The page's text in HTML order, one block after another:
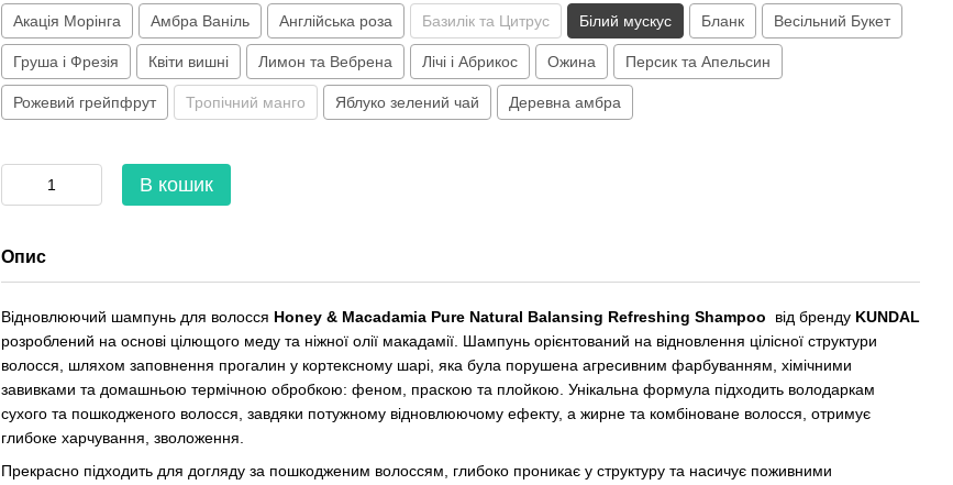
Акація Морінга Амбра Ваніль Англійська роза Базилік та Цитрус Білий мускус Бланк Весільний Букет
Груша і Фрезія Квіти вишні Лимон та Вебрена Лічі і Абрикос Ожина Персик та Апельсин
Рожевий грейпфрут Тропічний манго Яблуко зелений чай Деревна амбра
В кошик
Опис
Відновлюючий шампунь для волосся Honey & Macadamia Pure Natural Balansing Refreshing Shampoo від бренду KUNDAL
розроблений на основі цілющого меду та ніжної олії макадамії. Шампунь орієнтований на відновлення цілісної структури
волосся, шляхом заповнення прогалин у кортексному шарі, яка була порушена агресивним фарбуванням, хімічними
завивками та домашньою термічною обробкою: феном, праскою та плойкою. Унікальна формула підходить володаркам
сухого та пошкодженого волосся, завдяки потужному відновлюючому ефекту, а жирне та комбіноване волосся, отримує
глибоке харчування, зволоження.
Прекрасно підходить для догляду за пошкодженим волоссям, глибоко проникає у структуру та насичує поживними